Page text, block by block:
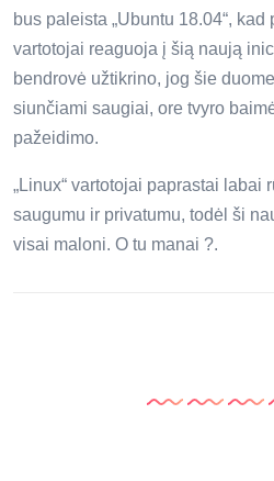
bus paleista „Ubuntu 18.04“,
vartotojai reaguoja į šią naują
bendrovė užtikrino, jog šie
siunčiami saugiai, ore tvyro
pažeidimo.
„Linux“ vartotojai paprastai labai
saugumu ir privatumu, todėl ši
visai maloni. O tu manai ?.